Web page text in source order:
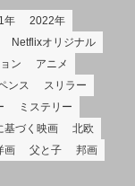
年
2022年
Netflixオリジナル
ン
アニメ
ンス
スリラー
ミステリー
基づく映画
北欧
画 父と子
邦画